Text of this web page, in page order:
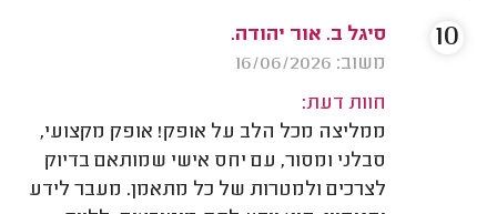
סיגל ב. אור יהודה.
משוב: 16/06/2026
חוות דעת:
ממליצה מכל הלב על אופק! אופק מקצועי,
סבלני ומסור, עם יחס אישי שמותאם בדיוק
לצרכים ולמטרות של כל מתאמן. מעבר לידע
10